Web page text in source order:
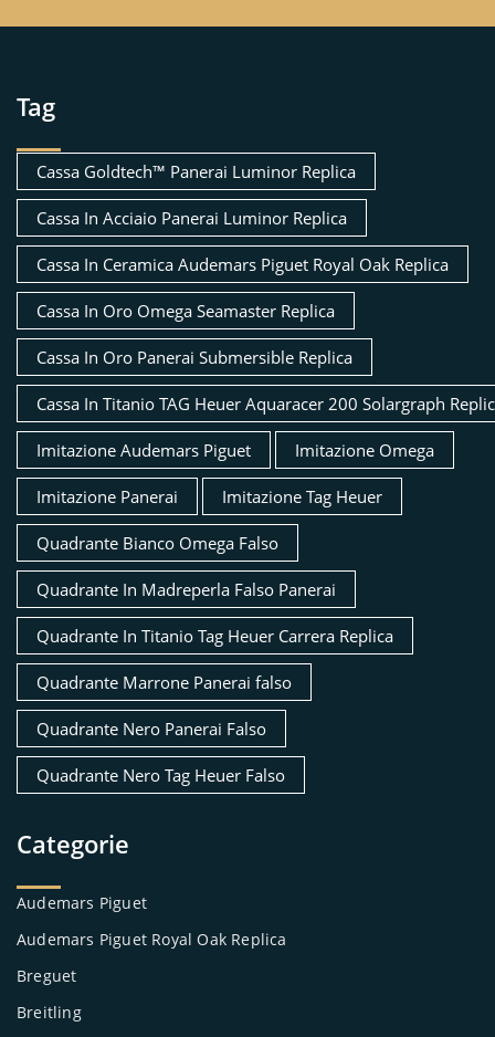
Tag
Cassa Goldtech™ Panerai Luminor Replica
Cassa In Acciaio Panerai Luminor Replica
Cassa In Ceramica Audemars Piguet Royal Oak Replica
Cassa In Oro Omega Seamaster Replica
Cassa In Oro Panerai Submersible Replica
Cassa In Titanio TAG Heuer Aquaracer 200 Solargraph
Imitazione Audemars Piguet Imitazione Omega
Imitazione Panerai Imitazione Tag Heuer
Quadrante Bianco Omega Falso
Quadrante In Madreperla Falso Panerai
Quadrante In Titanio Tag Heuer Carrera Replica
Quadrante Marrone Panerai falso
Quadrante Nero Panerai Falso
Quadrante Nero Tag Heuer Falso
Categorie
Audemars Piguet
Audemars Piguet Royal Oak Replica
Breguet
Breitling